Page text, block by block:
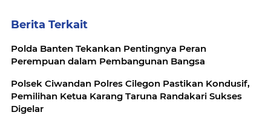
Berita Terkait
Polda Banten Tekankan Pentingnya Peran
Perempuan dalam Pembangunan Bangsa
Polsek Ciwandan Polres Cilegon Pastikan Kondusif,
Pemilihan Ketua Karang Taruna Randakari Sukses
Digelar